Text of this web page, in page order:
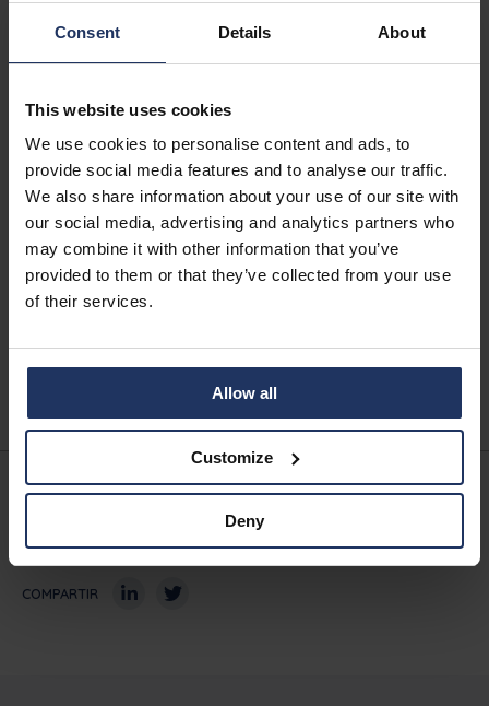
Consent Details About
This website uses cookies
We use cookies to personalise content and ads, to
provide social media features and to analyse our traffic.
We also share information about your use of our site with
our social media, advertising and analytics partners who
may combine it with other information that you’ve
provided to them or that they’ve collected from your use
of their services.
Allow all
Customize
Deny
actualizaciones sobre paquetes recibidas por correo
electrónico o SMS y utiliza siempre el número de
seguimiento y el sitio web o la aplicación oficial del
La comodidad nunca debe comprometer la
seguridad.
Aunque los empleados prefieran recibir sus
paquetes en la oficina, esto implica riesgos. Una política
de control de acceso segura, un espacio protegido o un
casillero de paquetes, junto con la concienciación del
personal, son esenciales para una gestión segura de los
paquetes.
Solicita una demo
Phished Team
COMPARTIR